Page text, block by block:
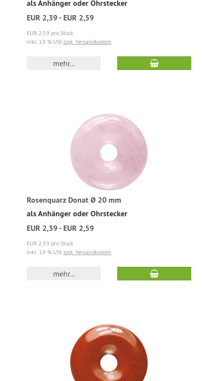
als Anhänger oder Ohrstecker
EUR 2,39 - EUR 2,59
EUR 2,59 pro Stück
inkl. 19 % USt zzgl. Versandkosten
mehr...
Rosenquarz Donat Ø 20 mm
als Anhänger oder Ohrstecker
EUR 2,39 - EUR 2,59
EUR 2,59 pro Stück
inkl. 19 % USt zzgl. Versandkosten
mehr...